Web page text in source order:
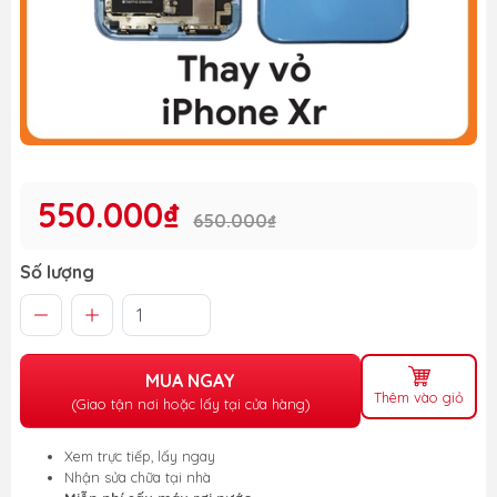
550.000₫ 650.000₫
Số lượng
MUA NGAY
(Giao tận nơi hoặc lấy tại cửa hàng) Thêm vào giỏ
Xem trực tiếp, lấy ngay
Nhận sửa chữa tại nhà